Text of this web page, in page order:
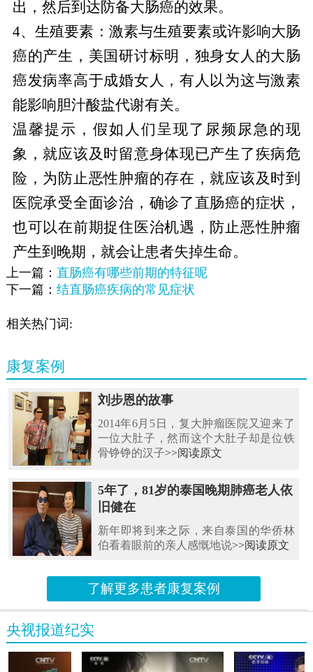
出，然后到达防备大肠癌的效果。
4、生殖要素：激素与生殖要素或许影响大肠
癌的产生，美国研讨标明，独身女人的大肠
癌发病率高于成婚女人，有人以为这与激素
能影响胆汁酸盐代谢有关。
温馨提示，假如人们呈现了尿频尿急的现
象，就应该及时留意身体现已产生了疾病危
险，为防止恶性肿瘤的存在，就应该及时到
医院承受全面诊治，确诊了直肠癌的症状，
也可以在前期捉住医治机遇，防止恶性肿瘤
产生到晚期，就会让患者失掉生命。
上一篇： 直肠癌有哪些前期的特征呢
下一篇： 结直肠癌疾病的常见症状
相关热门词:
康复案例
刘步恩的故事
2014年6月5日，复大肿瘤医院又迎来了
一位大肚子，然而这个大肚子却是位铁
骨铮铮的汉子>>阅读原文
5年了，81岁的泰国晚期肺癌老人依
旧健在
新年即将到来之际，来自泰国的华侨林
伯看着眼前的亲人感慨地说>>阅读原文
了解更多患者康复案例
央视报道纪实